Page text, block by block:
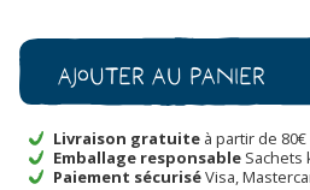
sclarée
Bio
Ajouter au panier
Livraison gratuite à partir de
Emballage responsable Sachets
Paiement sécuriséVisa,